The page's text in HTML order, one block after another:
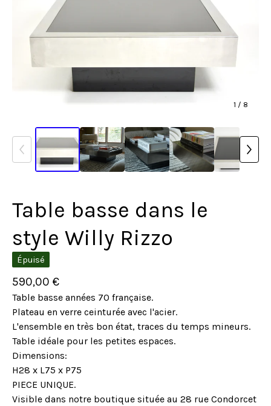
1 / 8
Table basse dans le
style Willy Rizzo
Épuisé
590,00 €
Table basse années 70 française.
Plateau en verre ceinturée avec l'acier.
L'ensemble en très bon état, traces du temps mineurs.
Table idéale pour les petites espaces.
Dimensions:
H28 x L75 x P75
PIECE UNIQUE.
Visible dans notre boutique située au 28 rue Condorcet